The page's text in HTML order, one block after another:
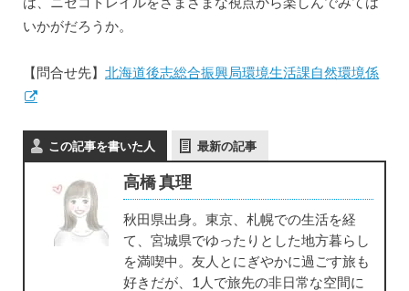
いかがだろうか。
【問合せ先】 北海道後志総合振興局環境生活課自然環境係
この記事を書いた人 最新の記事
高橋 真理
秋田県出身。東京、札幌での生活を経
て、宮城県でゆったりとした地方暮らし
を満喫中。友人とにぎやかに過ごす旅も
好きだが、1人で旅先の非日常な空間に